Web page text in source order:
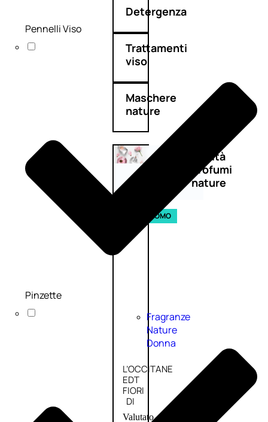
Detergenza
Trattamenti
viso
Maschere
nature
Novità
profumi
nature
PROMO
Fragranze
Nature
Donna
L’OCCITANE
EDT
FIORI
DI
Valutato
Pennelli Viso
Pinzette